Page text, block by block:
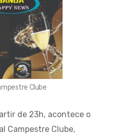
Clube
de 23h, acontece o
Campestre Clube,